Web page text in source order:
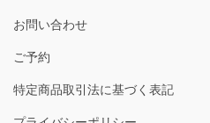
お問い合わせ
ご予約
特定商品取引法に基づく表記